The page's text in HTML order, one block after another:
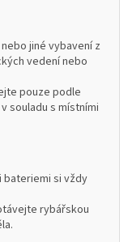
jiné vybavení z
vedení nebo
pouze podle
souladu s místními
bateriemi si vždy
rybářskou